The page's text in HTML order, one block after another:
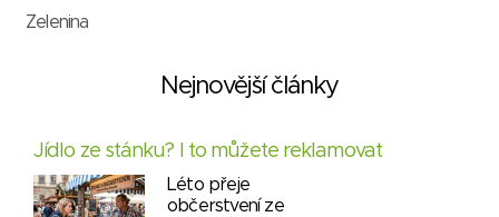
Zelenina
Nejnovější články
Jídlo ze stánku? I to můžete reklamovat
Léto přeje
občerstvení ze